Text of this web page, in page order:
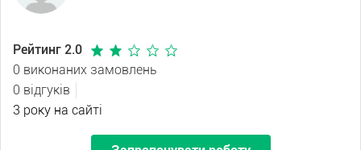
Рейтинг 2.0
0 виконаних замовлень
0 відгуків
3 року на сайті